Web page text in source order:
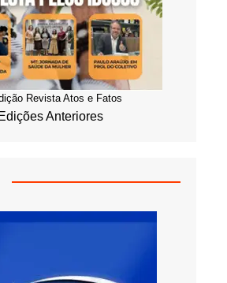
Revista Atos e Fatos
Edições Anteriores